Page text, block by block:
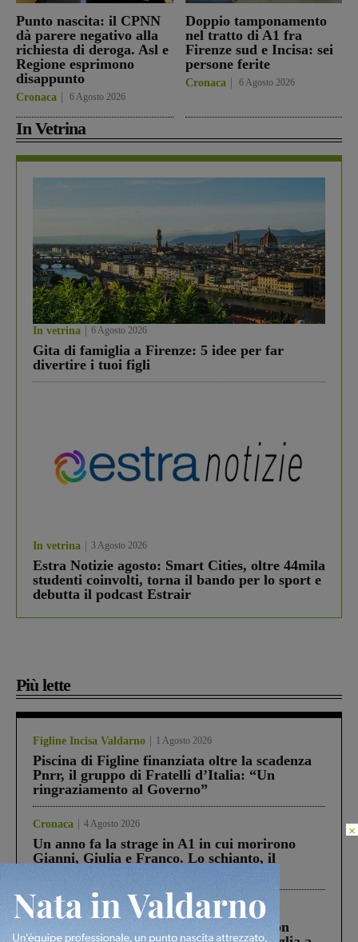
Punto nascita: il CPNN
dà parere negativo alla
richiesta di deroga. Asl e
Regione esprimono
disappunto
Cronaca 6 Agosto 2026
Doppio tamponamento
nel tratto di A1 fra
Firenze sud e Incisa: sei
persone ferite
Cronaca 6 Agosto 2026
In Vetrina
In vetrina 6 Agosto 2026
Gita di famiglia a Firenze: 5 idee per far
divertire i tuoi figli
In vetrina 3 Agosto 2026
Estra Notizie agosto: Smart Cities, oltre 44mila
studenti coinvolti, torna il bando per lo sport e
debutta il podcast Estrair
Più lette
Figline Incisa Valdarno 1 Agosto 2026
Piscina di Figline finanziata oltre la scadenza
Pnrr, il gruppo di Fratelli d’Italia: “Un
ringraziamento al Governo”
Cronaca 4 Agosto 2026
Un anno fa la strage in A1 in cui morirono
Gianni, Giulia e Franco. Lo schianto, il
Cronaca 3 Agosto 2026
Scomparso da una struttura di Castiglion
×